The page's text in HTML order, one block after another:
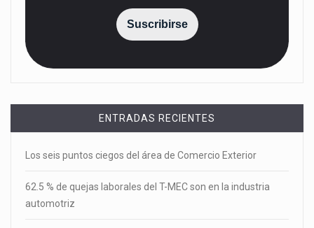
Suscribirse
ENTRADAS RECIENTES
Los seis puntos ciegos del área de Comercio Exterior
62.5 % de quejas laborales del T-MEC son en la industria
automotriz